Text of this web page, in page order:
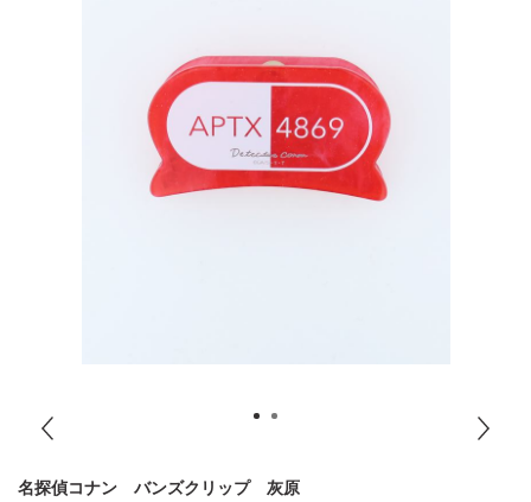
名探偵コナン バンズクリップ 灰原